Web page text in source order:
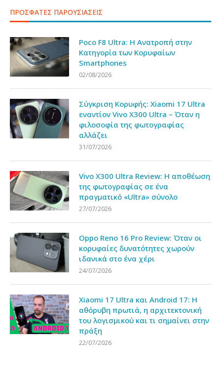
ΠΡΟΣΦΑΤΕΣ ΠΑΡΟΥΣΙΑΣΕΙΣ
Poco F8 Ultra: Η Ανατροπή στην
Κατηγορία των Κορυφαίων
Smartphones
02/08/2026
Σύγκριση Κορυφής: Xiaomi 17 Ultra
εναντίον Vivo X300 Ultra – Όταν η
φιλοσοφία της φωτογραφίας
αλλάζει
31/07/2026
Vivo X300 Ultra Review: Η αποθέωση
της φωτογραφίας σε ένα
πραγματικό «Ultra» σύνολο
27/07/2026
Oppo Reno 16 Pro Review: Όταν οι
κορυφαίες δυνατότητες χωρούν
ιδανικά στο ένα χέρι
24/07/2026
Xiaomi 17 Ultra και Android 17: Η
αθόρυβη πρωτιά, η αρχιτεκτονική
του λογισμικού και τι σημαίνει στην
πράξη
22/07/2026